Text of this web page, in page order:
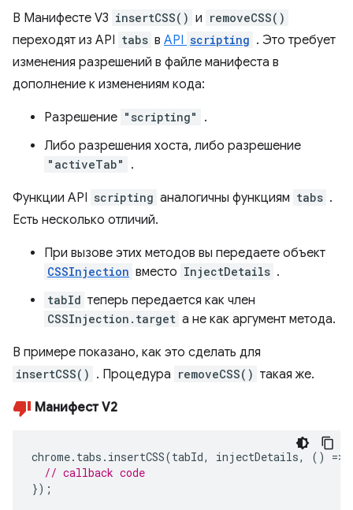
В Манифесте V3 insertCSS() и removeCSS()
переходят из API tabs в API scripting . Это требует
изменения разрешений в файле манифеста в
дополнение к изменениям кода:
Разрешение "scripting"
.
Либо разрешения хоста, либо разрешение
"activeTab" .
Функции API scripting аналогичны функциям tabs .
Есть несколько отличий.
При вызове этих методов вы передаете объект
CSSInjection вместо InjectDetails .
tabId теперь передается как член
CSSInjection.target а не как аргумент метода.
В примере показано, как это сделать для
insertCSS() . Процедура removeCSS() такая же.
Манифест V2
chrome. tabs . insertCSS(tabId, injectDetails, () =>
// callback code
});